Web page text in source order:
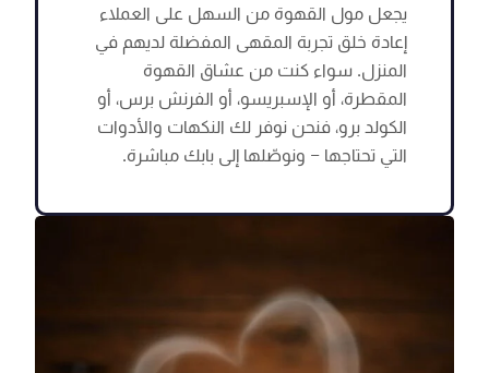
يجعل مول القهوة من السهل على العملاء
إعادة خلق تجربة المقهى المفضلة لديهم في
المنزل. سواء كنت من عشاق القهوة
المقطرة، أو الإسبريسو، أو الفرنش برس، أو
الكولد برو، فنحن نوفر لك النكهات والأدوات
التي تحتاجها — ونوصّلها إلى بابك مباشرة.